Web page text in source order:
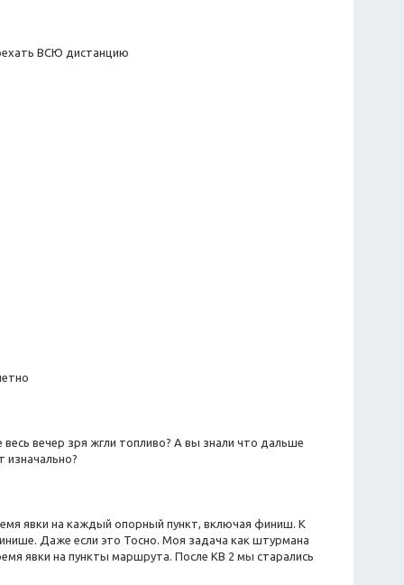
ВСЮ дистанцию
вечер зря жгли топливо? А вы знали что дальше
изначально?
явки на каждый опорный пункт, включая финиш. К
Даже если это Тосно. Моя задача как штурмана
явки на пункты маршрута. После КВ 2 мы старались